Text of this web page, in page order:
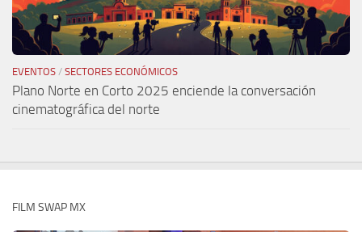
EVENTOS / SECTORES ECONÓMICOS
Plano Norte en Corto 2025 enciende la conversación
cinematográfica del norte
FILM SWAP MX